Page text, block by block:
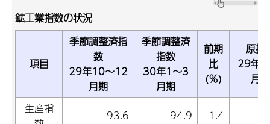
鉱工業指数の状況
項目
季節調整済指
数
29年10～12
月期
季節調整済
指数
30年1～3
月期
前期
比
(％)
原指
29年1
月期
生産指
93.6 94.9 1.4